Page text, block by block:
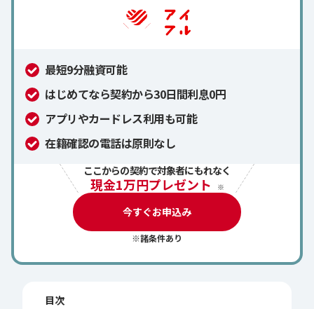
最短9分融資可能
はじめてなら契約から30日間利息0円
アプリやカードレス利用も可能
在籍確認の電話は原則なし
ここからの契約で対象者にもれなく
現金1万円プレゼント ※
今すぐお申込み
※諸条件あり
目次